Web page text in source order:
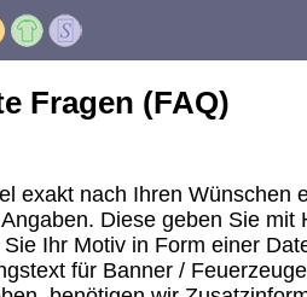
Fragen (FAQ)
exakt nach Ihren Wünschen
Diese geben Sie mit
Ihr Motiv in Form einer
für Banner /